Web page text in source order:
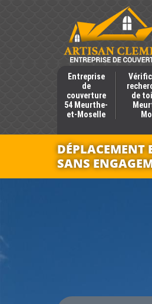
Entreprise
de
couverture
54 Meurthe-
et-Moselle
de
DÉPLACEMENT
SANS